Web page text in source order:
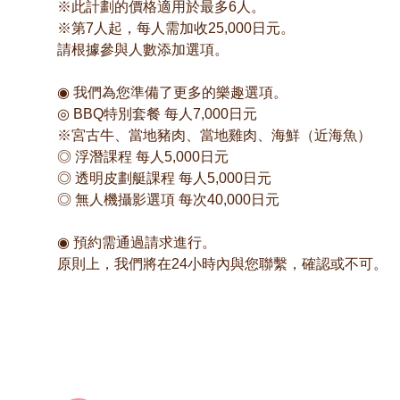
※此計劃的價格適用於最多6人。
※第7人起，每人需加收25,000日元。
請根據參與人數添加選項。
◉ 我們為您準備了更多的樂趣選項。
◎ BBQ特別套餐 每人7,000日元
※宮古牛、當地豬肉、當地雞肉、海鮮（近海魚）
◎ 浮潛課程 每人5,000日元
◎ 透明皮劃艇課程 每人5,000日元
◎ 無人機攝影選項 每次40,000日元
◉ 預約需通過請求進行。
原則上，我們將在24小時內與您聯繫，確認或不可。